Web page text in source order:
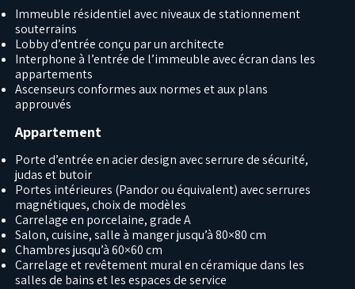
Immeuble résidentiel avec niveaux de stationnement
souterrains
Lobby d’entrée conçu par un architecte
Interphone à l’entrée de l’immeuble avec écran dans les
appartements
Ascenseurs conformes aux normes et aux plans
approuvés
Appartement
Porte d’entrée en acier design avec serrure de sécurité,
judas et butoir
Portes intérieures (Pandor ou équivalent) avec serrures
magnétiques, choix de modèles
Carrelage en porcelaine, grade A
Salon, cuisine, salle à manger jusqu’à 80×80 cm
Chambres jusqu’à 60×60 cm
Carrelage et revêtement mural en céramique dans les
salles de bains et les espaces de service